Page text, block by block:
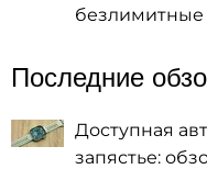
безлимитные
Последние
Доступная
запястье: